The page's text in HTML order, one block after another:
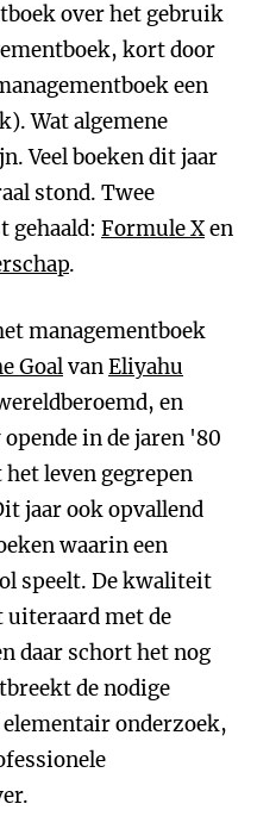
over het gebruik
kort door
een
Wat algemene
Veel boeken dit jaar
stond. Twee
gehaald: Formule Xen
.
managementboek
GoalvanEliyahu
en
in de jaren '80
leven gegrepen
jaar ook opvallend
waarin een
speelt. De kwaliteit
uiteraard met de
daar schort het nog
de nodige
onderzoek,